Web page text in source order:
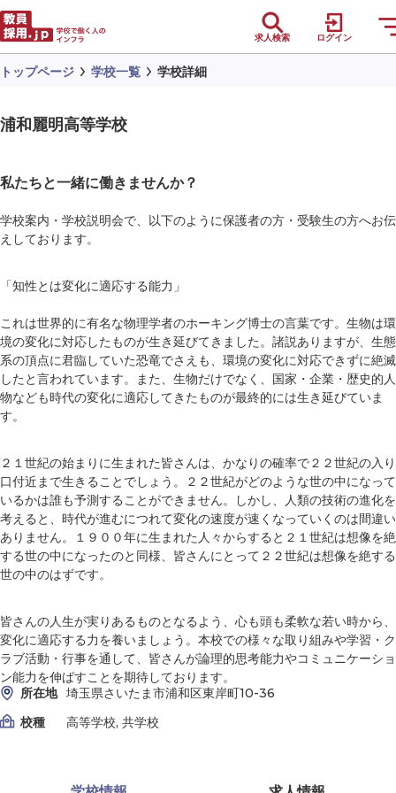
求人検索 ログイン
トップページ 学校一覧 学校詳細
浦和麗明高等学校
私たちと一緒に働きませんか？
学校案内・学校説明会で、以下のように保護者の方・受験生の方へお伝
えしております。
「知性とは変化に適応する能力」
これは世界的に有名な物理学者のホーキング博士の言葉です。生物は環
境の変化に対応したものが生き延びてきました。諸説ありますが、生態
系の頂点に君臨していた恐竜でさえも、環境の変化に対応できずに絶滅
したと言われています。また、生物だけでなく、国家・企業・歴史的人
物なども時代の変化に適応してきたものが最終的には生き延びていま
す。
２１世紀の始まりに生まれた皆さんは、かなりの確率で２２世紀の入り
口付近まで生きることでしょう。２２世紀がどのような世の中になって
いるかは誰も予測することができません。しかし、人類の技術の進化を
考えると、時代が進むにつれて変化の速度が速くなっていくのは間違い
ありません。１９００年に生まれた人々からすると２１世紀は想像を絶
する世の中になったのと同様、皆さんにとって２２世紀は想像を絶する
世の中のはずです。
皆さんの人生が実りあるものとなるよう、心も頭も柔軟な若い時から、
変化に適応する力を養いましょう。本校での様々な取り組みや学習・ク
ラブ活動・行事を通して、皆さんが論理的思考能力やコミュニケーショ
ン能力を伸ばすことを期待しております。
所在地 埼玉県さいたま市浦和区東岸町10-36
校種
高等学校, 共学校